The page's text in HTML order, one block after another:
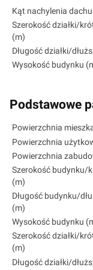
Kąt nachylenia dachu
Szerokość działki/
(m)
Długość działki/
Wysokość budynku
Podstawowe
Powierzchnia
Powierzchnia
Powierzchnia
Szerokość budynku/
(m)
Długość budynku/
(m)
Wysokość budynku
Szerokość działki/
(m)
Długość działki/